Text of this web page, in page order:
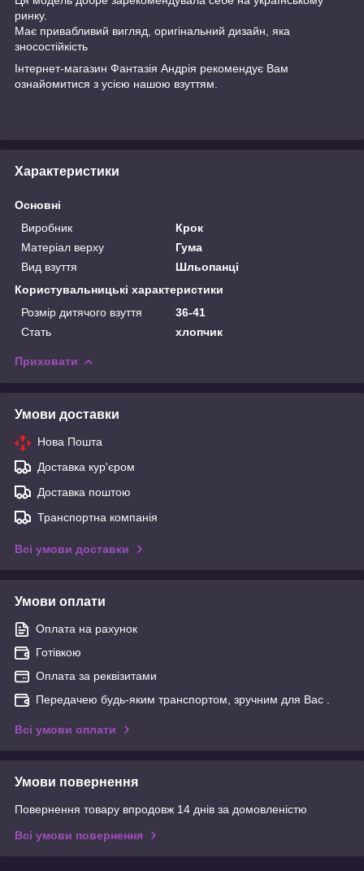
ринку.
Має привабливий вигляд, оригінальний дизайн, яка
зносостійкість
Інтернет-магазин Фантазія Андрія рекомендує Вам
ознайомитися з усією нашою взуттям.
Характеристики
Основні
Виробник
Крок
Матеріал верху
Гума
Вид взуття
Шльопанці
Користувальницькі характеристики
Розмір дитячого взуття
36-41
Стать
хлопчик
Приховати
Умови доставки
Нова Пошта
Доставка кур'єром
Доставка поштою
Транспортна компанія
Всі умови доставки
Умови оплати
Оплата на рахунок
Готівкою
Оплата за реквізитами
Передачею будь-яким транспортом, зручним для Вас .
Всі умови оплати
Умови повернення
Повернення товару впродовж 14 днів за домовленістю
Всі умови повернення